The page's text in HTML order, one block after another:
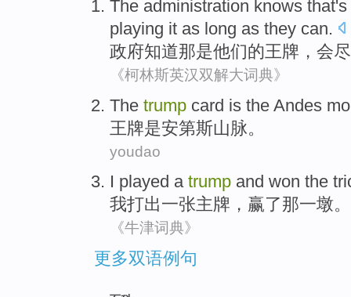
The administration knows that's
playing it as long as they can.
政府知道那是他们的王牌 ， 会
《柯林斯英汉双解大词典》
The trump card is the Andes
王牌是安第斯山脉。
youdao
I played a trump and won the
我打出一张主牌， 赢了那一墩。
《牛津词典》
更多双语例句